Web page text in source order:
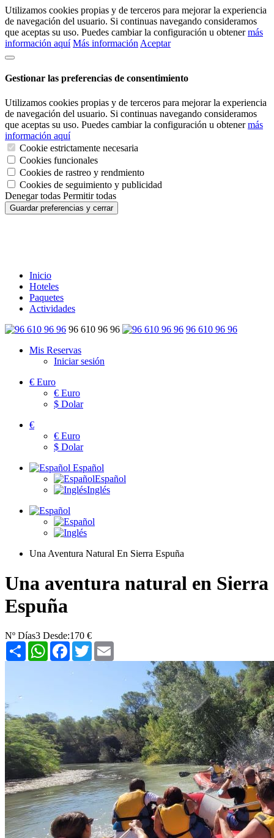
Utilizamos cookies propias y de terceros para mejorar la experiencia
de navegación del usuario. Si continuas navegando consideramos
que aceptas su uso. Puedes cambiar la configuración u obtenermás
información aquí Más información Aceptar
Gestionar las preferencias de consentimiento
Utilizamos cookies propias y de terceros para mejorar la experiencia
de navegación del usuario. Si continuas navegando consideramos
que aceptas su uso. Puedes cambiar la configuración u obtenermás
información aquí
Cookie estrictamente necesaria
Cookies funcionales
Cookies de rastreo y rendmiento
Cookies de seguimiento y publicidad
Denegar todas Permitir todas
Guardar preferencias y cerrar
Inicio
Hoteles
Paquetes
Actividades
96 610 96 96
96 610 96 96
Mis Reservas
Iniciar sesión
€ Euro
€ Euro
$ Dolar
€
€ Euro
$ Dolar
Español
Español
Inglés
Una Aventura Natural En Sierra Espuña
Una aventura natural en Sierra
Espuña
Nº Días3 Desde:170 €
Share WhatsAppFacebook
Twitter